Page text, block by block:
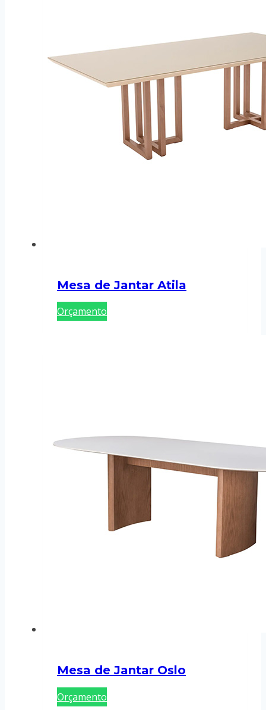
Mesa de Jantar Atila
Orçamento
Mesa de Jantar Oslo
Orçamento